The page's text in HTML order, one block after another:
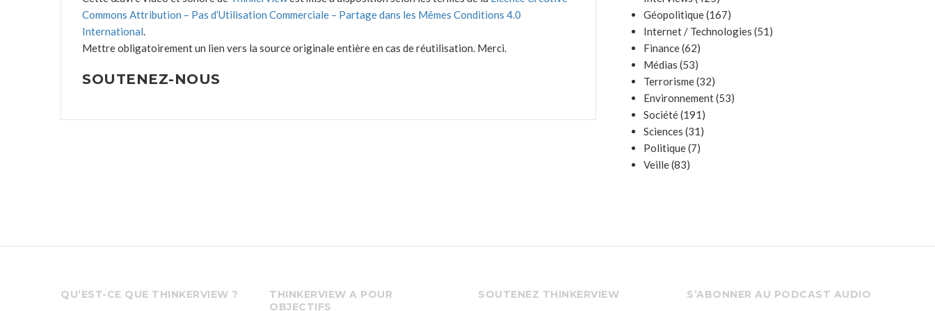
Commons Attribution – Pas d’Utilisation Commerciale – Partage dans les Mêmes Conditions 4.0
International.
Mettre obligatoirement un lien vers la source originale entière en cas de réutilisation. Merci.
SOUTENEZ-NOUS
Géopolitique(167)
Internet / Technologies (51)
Finance(62)
Médias (53)
Terrorisme(32)
Environnement(53)
Société(191)
Sciences (31)
Politique(7)
Veille(83)
QU’EST-CE QUE THINKERVIEW ?
THINKERVIEW A POUR
OBJECTIFS
SOUTENEZ THINKERVIEW S’ABONNER AU PODCAST AUDIO